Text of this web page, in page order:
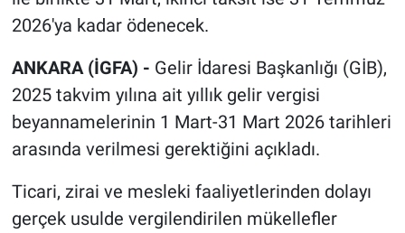
2026'ya kadar ödenecek.
ANKARA (İGFA) - Gelir İdaresi Başkanlığı (GİB),
2025 takvim yılına ait yıllık gelir vergisi
beyannamelerinin 1 Mart-31 Mart 2026 tarihleri
arasında verilmesi gerektiğini açıkladı.
Ticari, zirai ve mesleki faaliyetlerinden dolayı
gerçek usulde vergilendirilen mükellefler